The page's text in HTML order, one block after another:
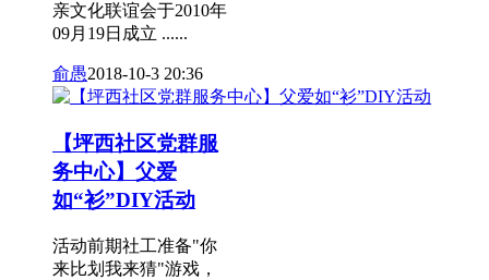
亲文化联谊会于2010年
09月19日成立 ......
俞愚2018-10-3 20:36
【坪西社区党群服
务中心】父爱
如“衫”DIY活动
活动前期社工准备"你
来比划我来猜"游戏，